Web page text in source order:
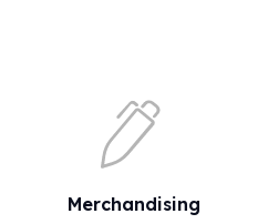
Merchandising